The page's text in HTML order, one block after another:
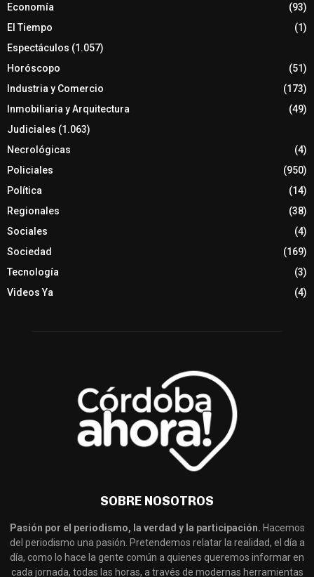
Economía
(93)
El Tiempo
(1)
Espectáculos (1.057)
Horóscopo
(51)
Industria y Comercio
(173)
Inmobiliaria y Arquitectura
(49)
Judiciales (1.063)
Necrológicas
(4)
Policiales
(950)
Política
(14)
Regionales
(38)
Sociales
(4)
Sociedad
(169)
Tecnología
(3)
Videos Ya
(4)
SOBRE NOSOTROS
Pasión por el periodismo, la verdad y la participación. Hacemos
del periodismo una pasión. Pretendemos relatar la realidad, el día a
día, como lo hace la gente común a quienes queremos informar en
cada jornada, todas las horas, a través de modernas herramientas